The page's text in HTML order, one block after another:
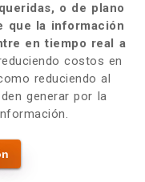
o de plano
que la información
en tiempo real a
costos en
reduciendo al
generar por la